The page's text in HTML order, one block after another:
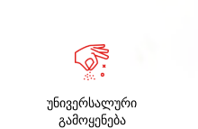
უნივერსალური
გამოყენება